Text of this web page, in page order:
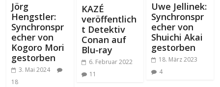
Jörg
Hengstler:
Synchronspr
echer von
Kogoro Mori
gestorben
3. Mai 2024
18
KAZÉ
veröffentlich
t Detektiv
Conan auf
Blu-ray
6. Februar 2022
11
Uwe Jellinek:
Synchronspr
echer von
Shuichi Akai
gestorben
18. März 2023
4